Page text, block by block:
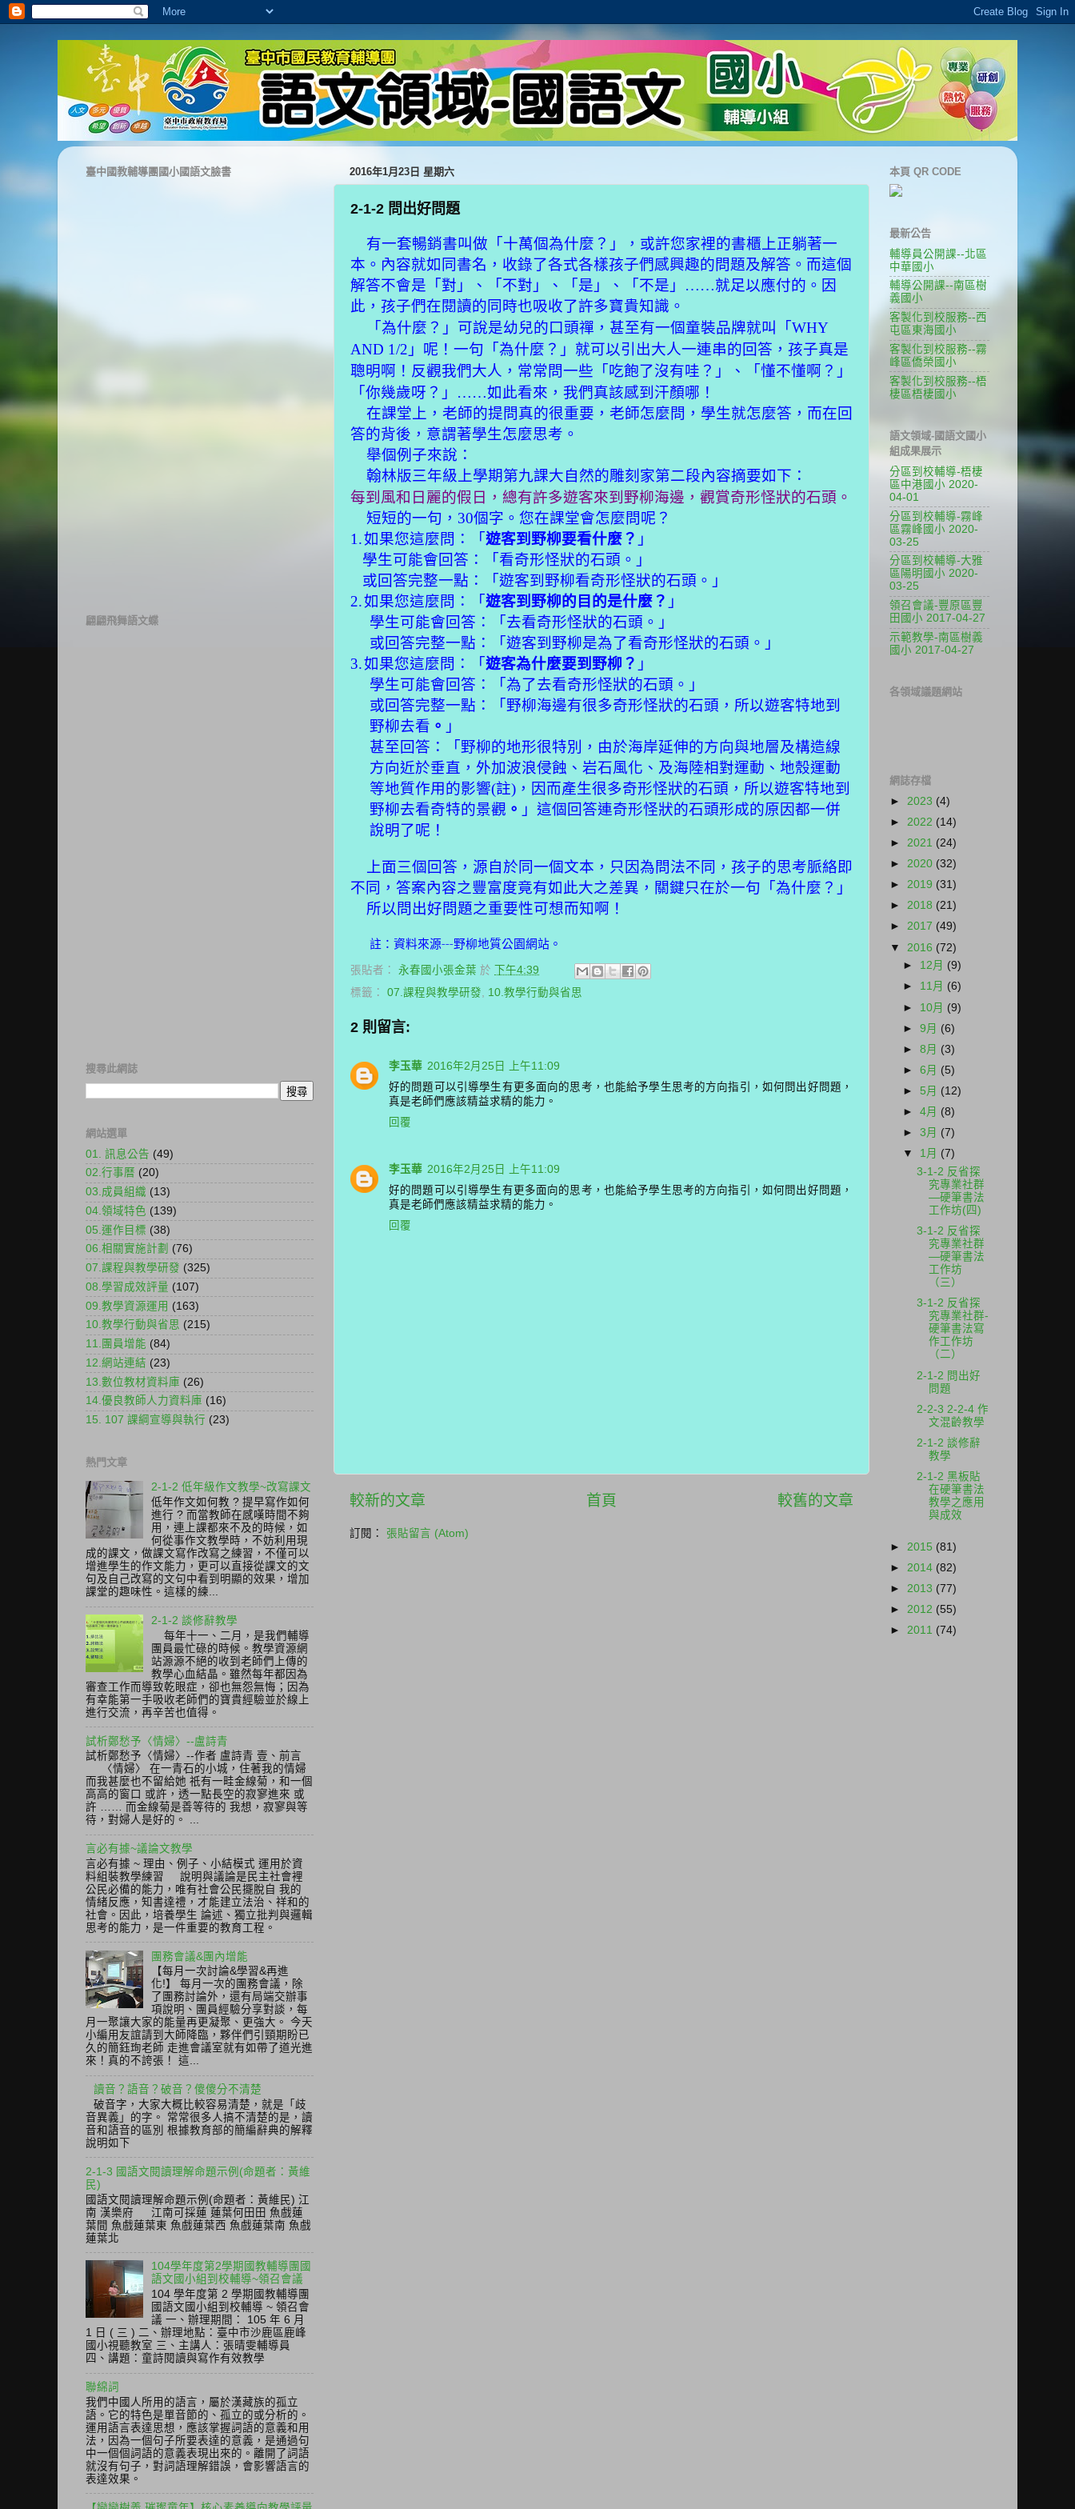
2016年1月23日 星期六
2-1-2 問出好問題
有一套暢銷書叫做「十萬個為什麼 ？ 」，或許您家裡的書櫃上正躺著一
本。內容就如同書名，收錄了各式各樣孩子們感興趣的問題及解答。而這個
解答不會是「對」、「不對」、「是」、「不是」 ……就足以應付的。因
此，孩子們在閱讀的同時也吸收了許多寶貴知識。
「為什麼 ？ 」可說是幼兒的口頭禪，甚至有一個童裝品牌就叫「 WHY
AND 1/2 」呢！一句「為什麼 ？ 」就可以引出大人一連串的回答，孩子真是
聰明啊！反觀我們大人，常常問一些「吃飽了沒有哇 ？ 」、「懂不懂啊 ？ 」
「你幾歲呀 ？ 」 ……如此看來，我們真該感到汗顏哪！
在課堂上，老師的提問真的很重要，老師怎麼問，學生就怎麼答，而在回
答的背後，意謂著學生怎麼思考。
舉個例子來說：
翰林版三年級上學期第九課大自然的雕刻家第二段內容摘要如下：
每到風和日麗的假日，總有許多遊客來到野柳海邊，觀賞奇形怪狀的石頭。
短短的一句， 30個字。您在課堂會怎麼問呢 ？
1.如果您這麼問：「 遊客到野柳要看什麼？ 」
學生可能會回答：「看奇形怪狀的石頭。」
或回答完整一點：「遊客到野柳看奇形怪狀的石頭。」
2.如果您這麼問：「 遊客到野柳的目的是什麼？ 」
學生可能會回答：「去看奇形怪狀的石頭。」
或回答完整一點：「遊客到野柳是為了看奇形怪狀的石頭。」
3.如果您這麼問：「 遊客為什麼要到野柳？ 」
學生可能會回答：「為了去看奇形怪狀的石頭。」
或回答完整一點：「野柳海邊有很多奇形怪狀的石頭，所以遊客特地到
野柳去看 。 」
甚至回答：「野柳的地形很特別，由於海岸延伸的方向與地層及構造線
方向近於垂直，外加波浪侵蝕、岩石風化、及海陸相對運動、地殼運動
等地質作用的影響(註) ，因而產生很多奇形怪狀的石頭，所以遊客特地到
野柳去看奇特的景觀 。 」這個回答連奇形怪狀的石頭形成的原因都一併
說明了呢！
上面三個回答，源自於同一個文本，只因為問法不同，孩子的思考脈絡即
不同，答案內容之豐富度竟有如此大之差異，關鍵只在於一句「為什麼？」
所以問出好問題之重要性可想而知啊！
註：資料來源---野柳地質公園網站。
張貼者： 永春國小張金葉 於 下午4:39
標籤： 07.課程與教學研發 10.教學行動與省思
2 則留言:
李玉華 2016年2月25日 上午11:09
好的問題可以引導學生有更多面向的思考，也能給予學生思考的方向指引，如何問出好問題，
真是老師們應該精益求精的能力。
回覆
李玉華 2016年2月25日 上午11:09
好的問題可以引導學生有更多面向的思考，也能給予學生思考的方向指引，如何問出好問題，
真是老師們應該精益求精的能力。
回覆
較新的文章 較舊的文章
首頁
訂閱： 張貼留言 (Atom)
臺中國教輔導團國小國語文臉書
翩翩飛舞語文蝶
搜尋此網誌
網站選單
01. 訊息公告 (49)
02.行事曆 (20)
03.成員組織 (13)
04.領域特色 (139)
05.運作目標 (38)
06.相關實施計劃 (76)
07.課程與教學研發 (325)
08.學習成效評量 (107)
09.教學資源運用 (163)
10.教學行動與省思 (215)
11.團員增能 (84)
12.網站連結 (23)
13.數位教材資料庫 (26)
14.優良教師人力資料庫 (16)
15. 107 課綱宣導與執行 (23)
熱門文章
2-1-2 低年級作文教學~改寫課文
低年作文如何教 ? 提早寫作如何
進行 ? 而當教師在感嘆時間不夠
用，連上課都來不及的時候，如
何從事作文教學時，不妨利用現
成的課文，做課文寫作改寫之練習，不僅可以
增進學生的作文能力，更可以直接從課文的文
句及自己改寫的文句中看到明顯的效果，增加
課堂的趣味性。這樣的練...
2-1-2 談修辭教學
每年十一、二月，是我們輔導
團員最忙碌的時候。教學資源網
站源源不絕的收到老師們上傳的
教學心血結晶。雖然每年都因為
審查工作而導致乾眼症，卻也無怨無悔；因為
有幸能第一手吸收老師們的寶貴經驗並於線上
進行交流，再辛苦也值得。
試析鄭愁予〈情婦〉--盧詩青
試析鄭愁予〈情婦〉--作者 盧詩青 壹、前言
〈情婦〉 在一青石的小城，住著我的情婦
而我甚麼也不留給她 祇有一畦金線菊，和一個
高高的窗口 或許，透一點長空的寂寥進來 或
許 …… 而金線菊是善等待的 我想，寂寥與等
待，對婦人是好的。 ...
言必有據~議論文教學
言必有據 ~ 理由、例子、小結模式 運用於資
料組裝教學練習 說明與議論是民主社會裡
公民必備的能力，唯有社會公民擺脫自 我的
情緒反應，知書達禮，才能建立法治、祥和的
社會。因此，培養學生 論述、獨立批判與邏輯
思考的能力，是一件重要的教育工程。
團務會議&團內增能
【每月一次討論&學習&再進
化!】 每月一次的團務會議，除
了團務討論外，還有局端交辦事
項說明、團員經驗分享對談，每
月一聚讓大家的能量再更凝聚、更強大。 今天
小編用友誼請到大師降臨，夥伴們引頸期盼已
久的簡鈺珣老師 走進會議室就有如帶了道光進
來！真的不誇張！ 這...
讀音？語音？破音？傻傻分不清楚
破音字，大家大概比較容易清楚，就是「歧
音異義」的字。 常常很多人搞不清楚的是，讀
音和語音的區別 根據教育部的簡編辭典的解釋
說明如下
2-1-3 國語文閱讀理解命題示例(命題者：黃維
民)
國語文閱讀理解命題示例(命題者：黃維民) 江
南 漢樂府 江南可採蓮 蓮葉何田田 魚戲蓮
葉間 魚戲蓮葉東 魚戲蓮葉西 魚戲蓮葉南 魚戲
蓮葉北
104學年度第2學期國教輔導團國
語文國小組到校輔導~領召會議
104 學年度第 2 學期國教輔導團
國語文國小組到校輔導 ~ 領召會
議 一、辦理期間： 105 年 6 月
1 日 ( 三 ) 二、辦理地點：臺中市沙鹿區鹿峰
國小視聽教室 三、主講人：張晴雯輔導員
四、講題：童詩閱讀與寫作有效教學
聯綿詞
我們中國人所用的語言，屬於漢藏族的孤立
語。它的特色是單音節的、孤立的或分析的。
運用語言表達思想，應該掌握詞語的意義和用
法，因為一個句子所要表達的意義，是通過句
中一個個詞語的意義表現出來的。離開了詞語
就沒有句子，對詞語理解錯誤，會影響語言的
表達效果。
本頁 QR CODE
最新公告
輔導員公開課--北區
中華國小
輔導公開課--南區樹
義國小
客製化到校服務--西
屯區東海國小
客製化到校服務--霧
峰區僑榮國小
客製化到校服務--梧
棲區梧棲國小
語文領域-國語文國小
組成果展示
分區到校輔導-梧棲
區中港國小 2020-
04-01
分區到校輔導-霧峰
區霧峰國小 2020-
03-25
分區到校輔導-大雅
區陽明國小 2020-
03-25
領召會議-豐原區豐
田國小 2017-04-27
示範教學-南區樹義
國小 2017-04-27
各領域議題網站
網誌存檔
► 2023 (4)
► 2022 (14)
► 2021 (24)
► 2020 (32)
► 2019 (31)
► 2018 (21)
► 2017 (49)
▼ 2016 (72)
► 12月 (9)
► 11月 (6)
► 10月 (9)
►9月 (6)
►8月 (3)
►6月 (5)
► 5月 (12)
►4月 (8)
►3月 (7)
▼ 1月 (7)
3-1-2 反省探
究專業社群
—硬筆書法
工作坊(四)
3-1-2 反省探
究專業社群
—硬筆書法
工作坊
（三）
3-1-2 反省探
究專業社群-
硬筆書法寫
作工作坊
（二）
2-1-2 問出好
問題
2-2-3 2-2-4 作
文混齡教學
2-1-2 談修辭
教學
2-1-2 黑板貼
在硬筆書法
教學之應用
與成效
► 2015 (81)
► 2014 (82)
► 2013 (77)
► 2012 (55)
► 2011 (74)